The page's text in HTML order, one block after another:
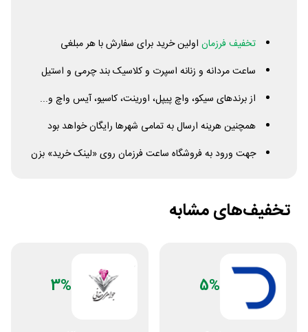
تخفیف فرزمان اولین خرید برای سفارش با هر مبلغی
ساعت مردانه و زنانه اسپرت و کلاسیک بند چرمی و استیل
از برندهای سیکو، واچ پیپل، اورینت، کاسیو، آیس واچ و...
همچنین هرینه ارسال به تمامی شهرها رایگان خواهد بود
جهت ورود به فروشگاه ساعت فرزمان روی «لینک خرید» بزن
تخفیف‌های مشابه
5%
3%